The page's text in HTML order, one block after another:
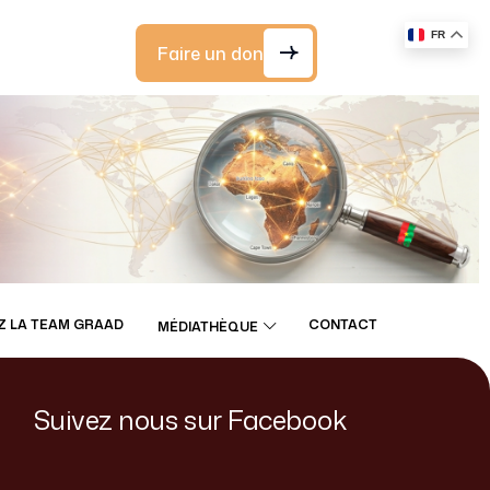
Faire un don
LA TEAM GRAAD MÉDIATHÈQUE CONTACT
Suivez nous sur Facebook
FR